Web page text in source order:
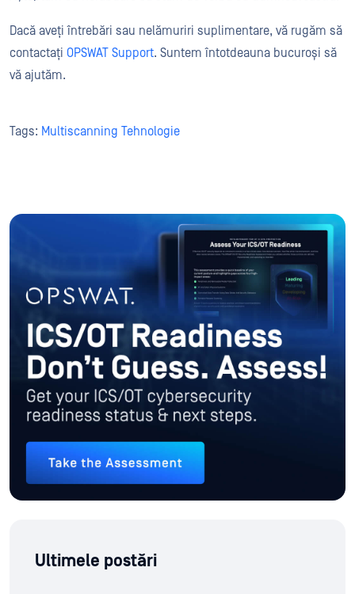
Dacă aveți întrebări sau nelămuriri suplimentare, vă rugăm să
contactați OPSWAT Support. Suntem întotdeauna bucuroși să
vă ajutăm.
Tags: Multiscanning Tehnologie
Ultimele postări